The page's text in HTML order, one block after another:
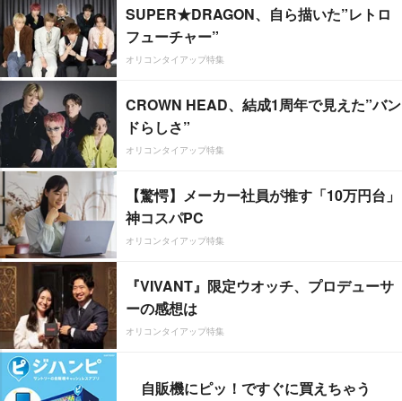
SUPER★DRAGON、自ら描いた”レトロ
フューチャー”
オリコンタイアップ特集
CROWN HEAD、結成1周年で見えた”バン
ドらしさ”
オリコンタイアップ特集
【驚愕】メーカー社員が推す「10万円台」
神コスパPC
オリコンタイアップ特集
『VIVANT』限定ウオッチ、プロデューサ
ーの感想は
オリコンタイアップ特集
自販機にピッ！ですぐに買えちゃう